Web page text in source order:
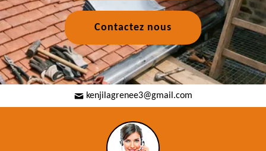
Contactez nous
kenjilagrenee3@gmail.com